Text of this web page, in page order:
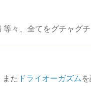
々、全てをグチャグ
た ドライオーガズム